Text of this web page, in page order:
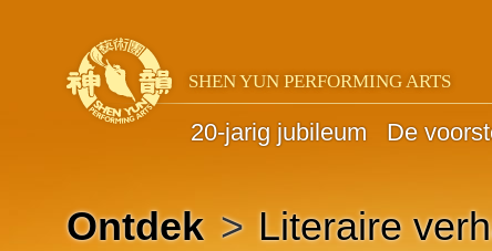
SHEN YUN PERFORMING ARTS
20-jarig jubileum De
Ontdek > Literaire